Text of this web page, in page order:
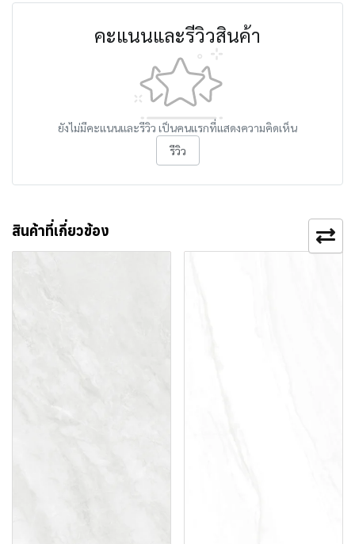
คะแนนและรีวิวสินค้า
ยังไม่มีคะแนนและรีวิว เป็นคนแรกที่แสดงความคิดเห็น
รีวิว
สินค้าที่เกี่ยวข้อง